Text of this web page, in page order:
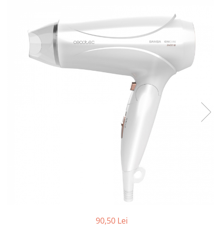
90,50 Lei